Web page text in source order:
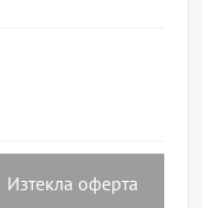
Изтекла оферта